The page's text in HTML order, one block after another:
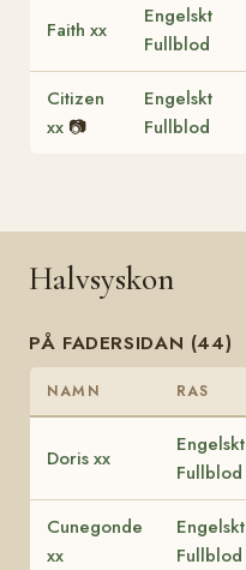
Faith xx
Engelskt
Fullblod
Citizen
xx 📷
Engelskt
Fullblod
Halvsyskon
PÅ FADERSIDAN (44)
NAMN RAS
Doris xx
Engelskt
Fullblod
Cunegonde
xx
Engelskt
Fullblod